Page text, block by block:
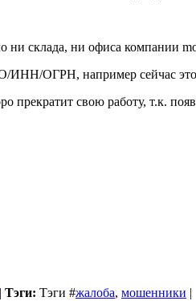
ни склада, ни офиса компании
ОГРН, например сейчас
прекратит свою работу, т.к.
| Тэги: Тэги #жалоба, мошенники |